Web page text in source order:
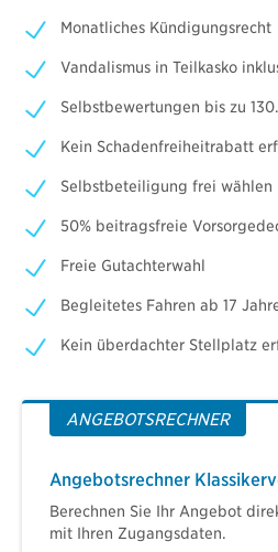
Monatliches Kündigungsrecht
Vandalismus in Teilkasko
Selbstbewertungen bis zu
Kein Schadenfreiheitrabatt
Selbstbeteiligung frei wählen
50% beitragsfreie
Freie Gutachterwahl
Begleitetes Fahren ab 17
Kein überdachter Stellplatz
ANGEBOTSRECHNER
Angebotsrechner
Berechnen Sie Ihr Angebot
mit Ihren Zugangsdaten.